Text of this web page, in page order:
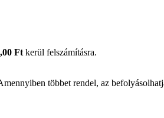
Ft kerül felszámításra.
többet rendel, az